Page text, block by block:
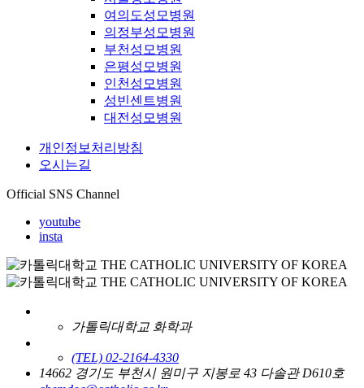
여의도성모병원
의정부성모병원
부천성모병원
은평성모병원
인천성모병원
성빈센트병원
대전성모병원
개인정보처리방침
오시는길
Official SNS Channel
youtube
insta
가톨릭대학교 화학과
(TEL) 02-2164-4330
14662 경기도 부천시 원미구 지봉로 43 다솔관 D610호